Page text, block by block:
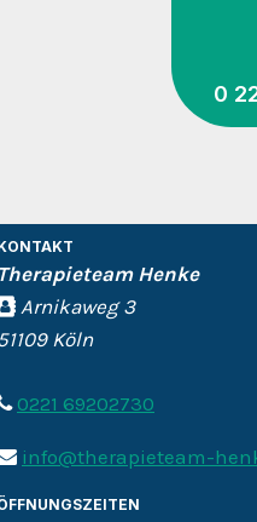
0
Therapieteam Henke
Arnikaweg 3
Köln
0221 69202730
info@therapieteam-